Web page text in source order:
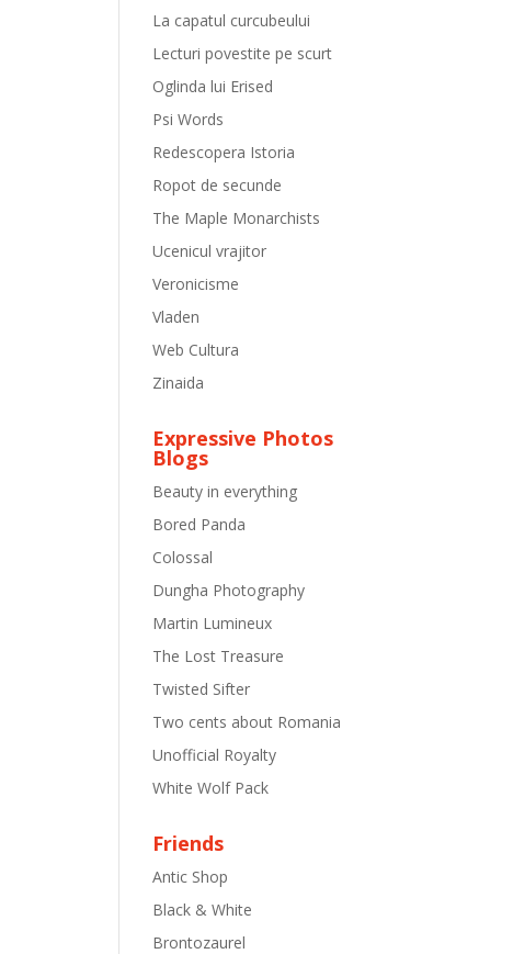
La capatul curcubeului
Lecturi povestite pe scurt
Oglinda lui Erised
Psi Words
Redescopera Istoria
Ropot de secunde
The Maple Monarchists
Ucenicul vrajitor
Veronicisme
Vladen
Web Cultura
Zinaida
Expressive Photos
Blogs
Beauty in everything
Bored Panda
Colossal
Dungha Photography
Martin Lumineux
The Lost Treasure
Twisted Sifter
Two cents about Romania
Unofficial Royalty
White Wolf Pack
Friends
Antic Shop
Black & White
Brontozaurel